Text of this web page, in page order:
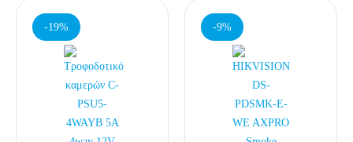
-19% -9%